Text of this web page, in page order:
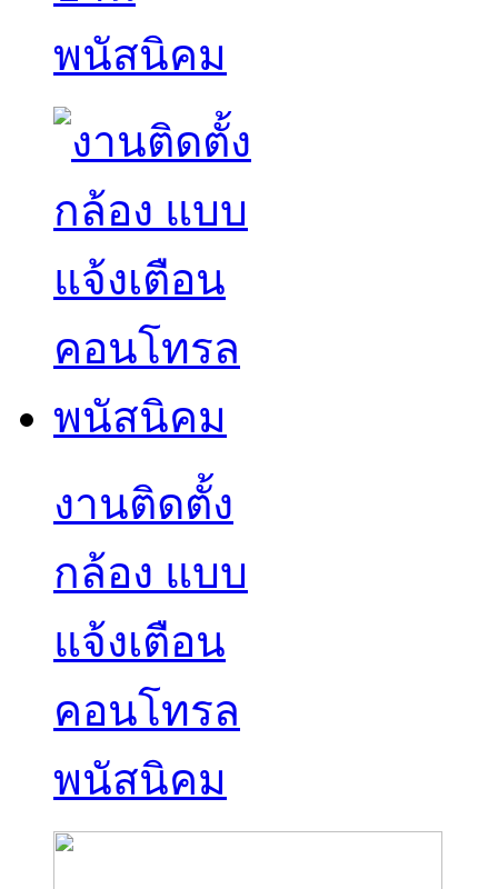
พนัสนิคม
งานติดตั้ง
กล้อง แบบ
แจ้งเตือน
คอนโทรล
พนัสนิคม